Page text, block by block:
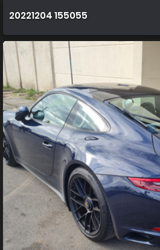
20221204 155055